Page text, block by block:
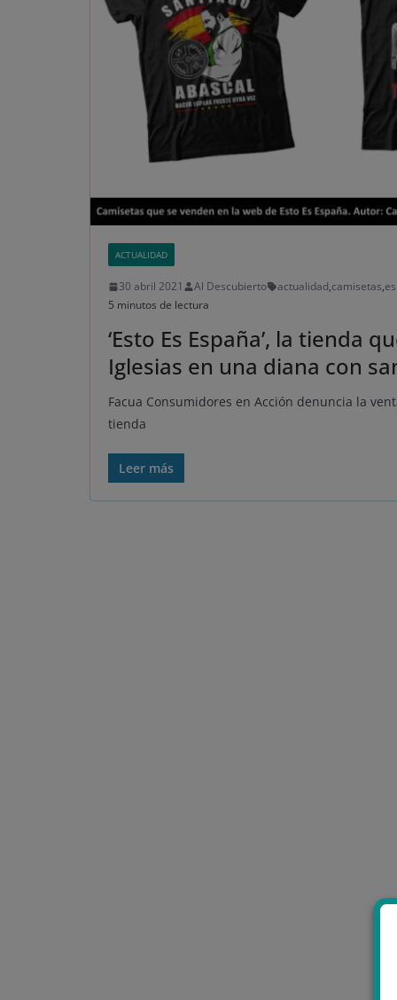
ACTUALIDAD
30 abril 2021 Al Descubierto actualidad,camisetas,
5 minutos de lectura
‘Esto Es España’, la tienda
Iglesias en una diana con
Facua Consumidores en Acción denuncia la
tienda
Leer más